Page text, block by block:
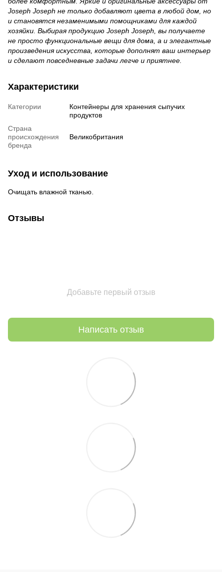
Joseph Joseph не только добавляют цвета в любой дом, но
и становятся незаменимыми помощниками для каждой
хозяйки. Выбираяпродукцию Joseph Joseph, вы получаете
не просто функциональные вещи для дома, а и элегантные
произведения искусства, которые дополнят ваш интерьер
и сделают повседневные задачи легче и приятнее.
Характеристики
Категории
Контейнеры для хранения сыпучих
продуктов
Страна
происхождения
бренда
Великобритания
Уход и использование
Очищать влажной тканью.
Отзывы
Добавьте первый отзыв
Написать отзыв